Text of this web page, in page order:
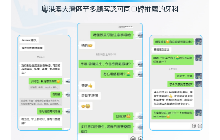
粵港澳大灣區至多顧客認可同口碑推薦的牙科